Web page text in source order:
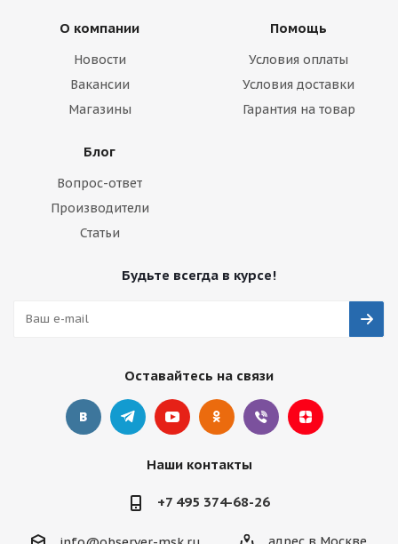
О компании
Новости
Вакансии
Магазины
Помощь
Условия оплаты
Условия доставки
Гарантия на товар
Блог
Вопрос-ответ
Производители
Статьи
Будьте всегда в курсе!
Оставайтесь на связи
Наши контакты
+7 495 374-68-26